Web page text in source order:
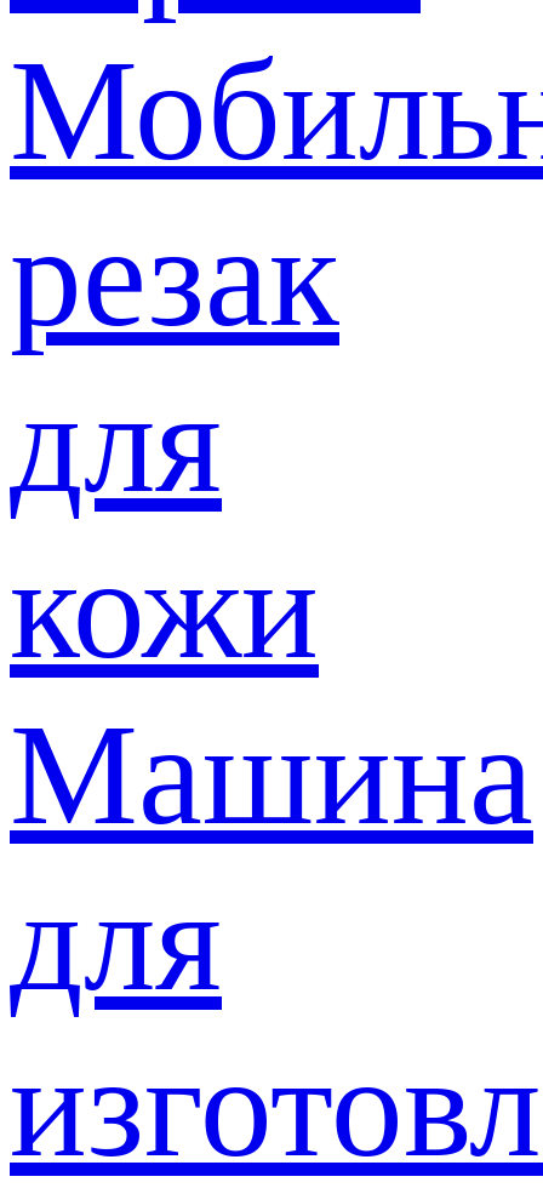
резак
для
кожи
Машина
для